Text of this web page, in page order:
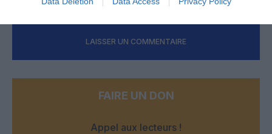
LAISSER UN COMMENTAIRE
FAIRE UN DON
Appel aux lecteurs !